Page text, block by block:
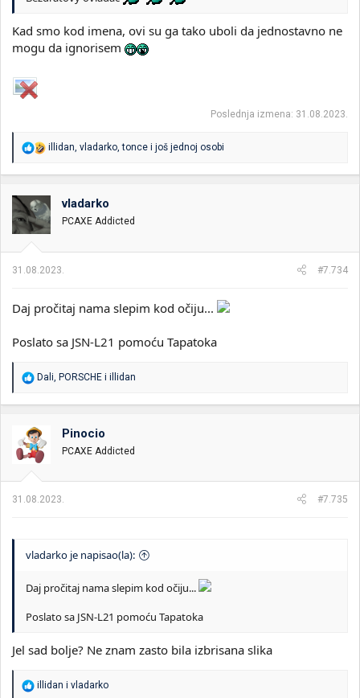
Kad smo kod imena, ovi su ga tako uboli da jednostavno ne
mogu da ignorisem
Poslednja izmena: 31.08.2023.
R
a
o
v
a
n
j
:
illidan, vladarko,tonce i još jednoj osobi
vladarko
PCAXE Addicted
31.08.2023. #7.734
Daj pročitaj nama slepim kod očiju...
Poslato sa JSN-L21 pomoću Tapatoka
R
a
o
v
a
n
:
Dali, PORSCHE i illidan
Pinocio
PCAXE Addicted
31.08.2023. #7.735
vladarko je napisao(la):
Daj pročitaj nama slepim kod očiju...
Poslato sa JSN-L21 pomoću Tapatoka
Jel sad bolje? Ne znam zasto bila izbrisana slika
Rillidan i vladarko